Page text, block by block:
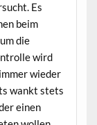
Es
beim
die
wird
wieder
wankt stets
einen